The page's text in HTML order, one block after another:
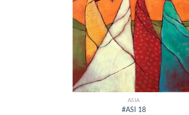
+
ASIA
#ASI 18